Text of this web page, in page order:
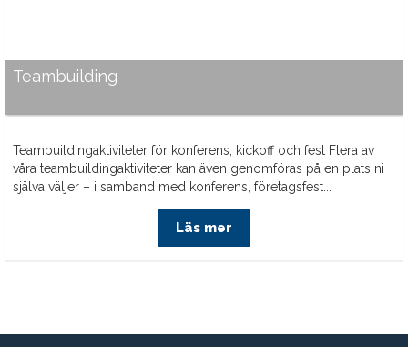
Teambuilding
Teambuildingaktiviteter för konferens, kickoff och fest Flera av
våra teambuildingaktiviteter kan även genomföras på en plats ni
själva väljer – i samband med konferens, företagsfest...
Läs mer